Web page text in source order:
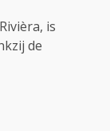
is
de